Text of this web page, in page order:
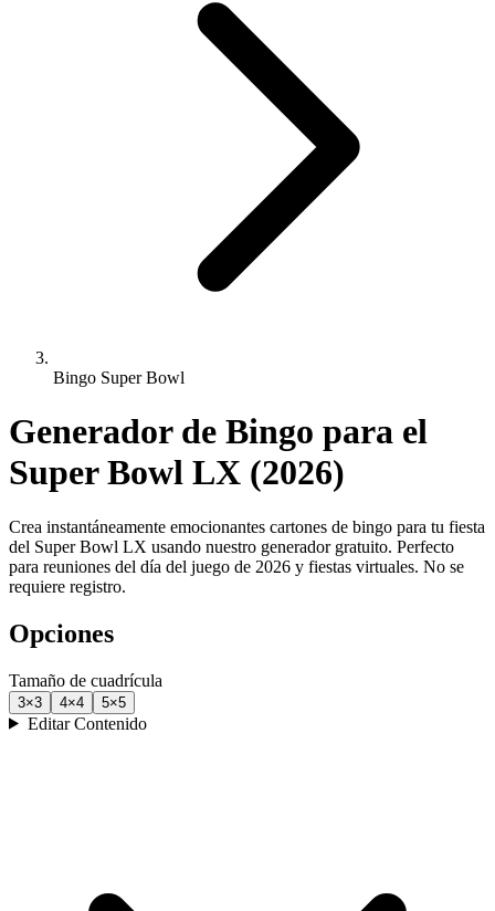
Bingo Super Bowl
Generador de Bingo para el
Super Bowl LX (2026)
Crea instantáneamente emocionantes cartones de bingo para tu fiesta
del Super Bowl LX usando nuestro generador gratuito. Perfecto
para reuniones del día del juego de 2026 y fiestas virtuales. No se
requiere registro.
Opciones
Tamaño de cuadrícula
3×3 4×4 5×5
Editar Contenido